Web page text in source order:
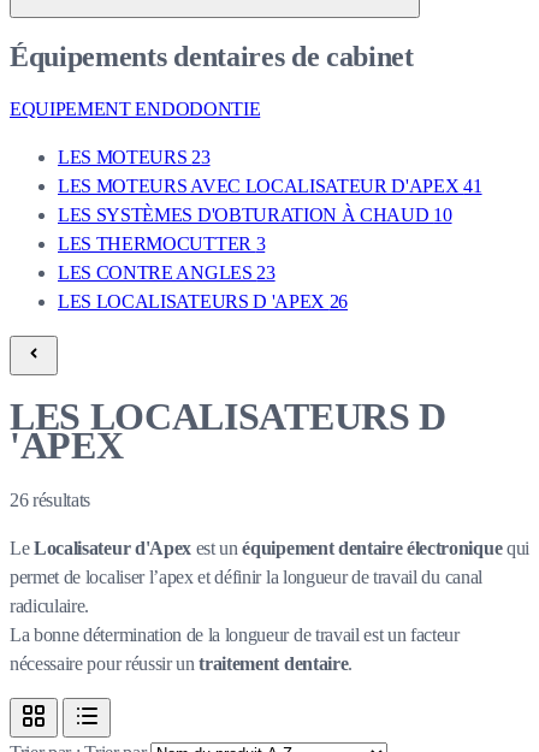
Équipements dentaires de cabinet
EQUIPEMENT ENDODONTIE
LES MOTEURS 23
LES MOTEURS AVEC LOCALISATEUR D'APEX41
LES SYSTÈMES D'OBTURATION À CHAUD 10
LES THERMOCUTTER 3
LES CONTRE ANGLES 23
LES LOCALISATEURS D 'APEX 26
LES LOCALISATEURS D
'APEX
26résultats
LeLocalisateur d'Apexest unéquipement dentaire électroniquequi
permet de localiser l’apex et définir la longueur de travail du canal
radiculaire.
La bonne détermination de la longueur de travail est un facteur
nécessaire pour réussir untraitement dentaire.